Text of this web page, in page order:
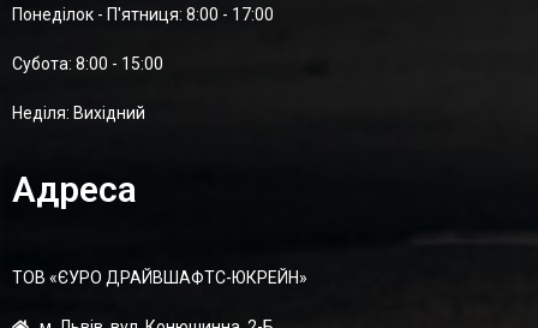
Понеділок - П'ятниця: 8:00 - 17:00
Суботa: 8:00 - 15:00
Неділя: Вихідний
Адреса
ТОВ «ЄУРО ДРАЙВШАФТC-ЮКРЕЙН»